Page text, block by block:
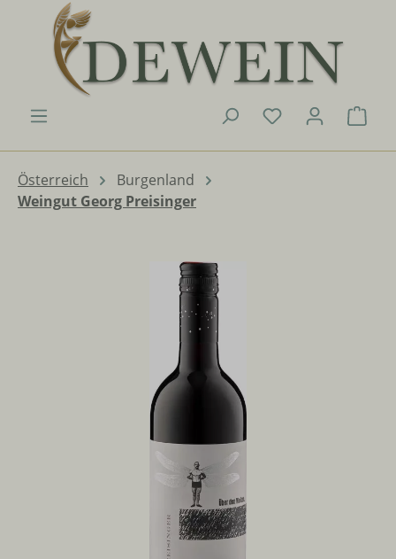
Zum Hauptinhalt springen
Du hast 0
Österreich
Burgenland
Weingut Georg Preisinger